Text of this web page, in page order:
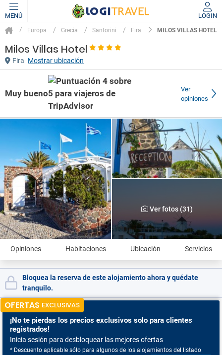
MENÚ LOGIN
Europa Grecia Santorini Fira MILOS VILLAS HOTEL
Milos Villas Hotel
Fira Mostrar ubicación
Muy bueno
Ver
opiniones
Ver fotos (31)
Opiniones Habitaciones Ubicación Servicios
Bloquea la reserva de este alojamiento ahora y quédate
tranquilo.
OFERTAS EXCLUSIVAS
¡No te pierdas los precios exclusivos solo para clientes
registrados!
Inicia sesión para desbloquear las mejores ofertas
* Descuento aplicable sólo para algunos de los alojamientos del listado